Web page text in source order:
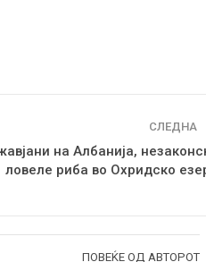
СЛЕДНА
на Албанија,
ловеле риба во Охридско
ПОВЕЌЕ ОД АВТОРОТ